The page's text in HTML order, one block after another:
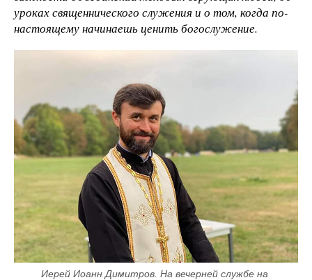
уроках священнического служения и о том, когда по-
настоящему начинаешь ценить богослужение.
Иерей Иоанн Димитров. На вечерней службе на